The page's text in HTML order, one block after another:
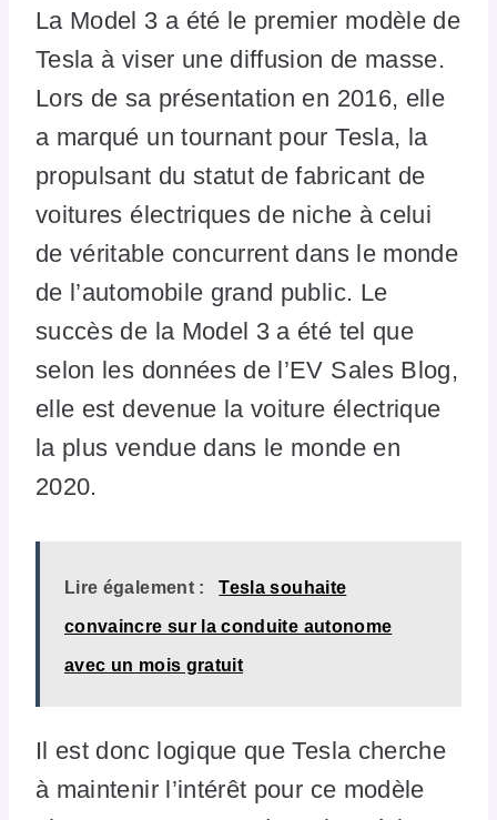
La Model 3 a été le premier modèle de
Tesla à viser une diffusion de masse.
Lors de sa présentation en 2016, elle
a marqué un tournant pour Tesla, la
propulsant du statut de fabricant de
voitures électriques de niche à celui
de véritable concurrent dans le monde
de l’automobile grand public. Le
succès de la Model 3 a été tel que
selon les données de l’EV Sales Blog,
elle est devenue la voiture électrique
la plus vendue dans le monde en
2020.
Lire également : Tesla souhaite
convaincre sur la conduite autonome
avec un mois gratuit
Il est donc logique que Tesla cherche
à maintenir l’intérêt pour ce modèle